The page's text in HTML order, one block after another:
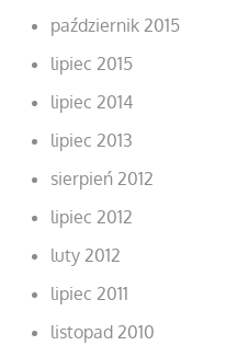
październik 2015
lipiec 2015
lipiec 2014
lipiec 2013
sierpień 2012
lipiec 2012
luty 2012
lipiec 2011
listopad 2010